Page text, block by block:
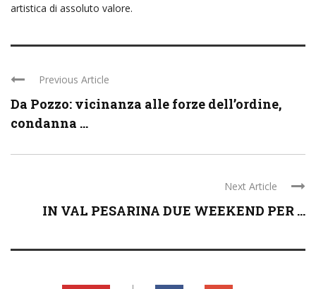
artistica di assoluto valore.
Previous Article
Da Pozzo: vicinanza alle forze dell’ordine,
condanna ...
Next Article
IN VAL PESARINA DUE WEEKEND PER ...